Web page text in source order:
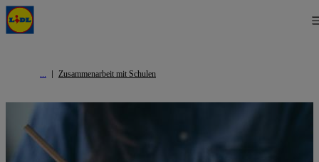
Zusammenarbeit mit Schulen